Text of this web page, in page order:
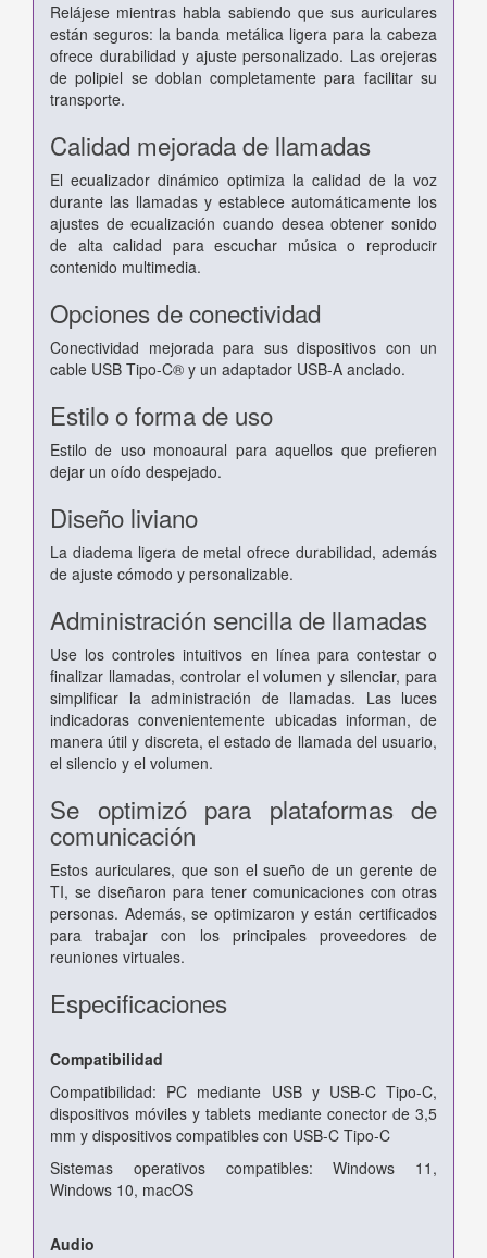
Relájese mientras habla sabiendo que sus auriculares
están seguros: la banda metálica ligera para la cabeza
ofrece durabilidad y ajuste personalizado. Las orejeras
de polipiel se doblan completamente para facilitar su
transporte.
Calidad mejorada de llamadas
El ecualizador dinámico optimiza la calidad de la voz
durante las llamadas y establece automáticamente los
ajustes de ecualización cuando desea obtener sonido
de alta calidad para escuchar música o reproducir
contenido multimedia.
Opciones de conectividad
Conectividad mejorada para sus dispositivos con un
cable USB Tipo-C® y un adaptador USB-A anclado.
Estilo o forma de uso
Estilo de uso monoaural para aquellos que prefieren
dejar un oído despejado.
Diseño liviano
La diadema ligera de metal ofrece durabilidad, además
de ajuste cómodo y personalizable.
Administración sencilla de llamadas
Use los controles intuitivos en línea para contestar o
finalizar llamadas, controlar el volumen y silenciar, para
simplificar la administración de llamadas. Las luces
indicadoras convenientemente ubicadas informan, de
manera útil y discreta, el estado de llamada del usuario,
el silencio y el volumen.
Se optimizó para plataformas de
comunicación
Estos auriculares, que son el sueño de un gerente de
TI, se diseñaron para tener comunicaciones con otras
personas. Además, se optimizaron y están certificados
para trabajar con los principales proveedores de
reuniones virtuales.
Especificaciones
Compatibilidad
Compatibilidad: PC mediante USB y USB-C Tipo-C,
dispositivos móviles y tablets mediante conector de 3,5
mm y dispositivos compatibles con USB-C Tipo-C
Sistemas operativos compatibles: Windows 11,
Windows 10, macOS
Audio